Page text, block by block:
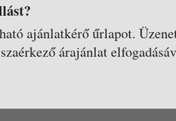
ajánlatkérő űrlapot.
árajánlat